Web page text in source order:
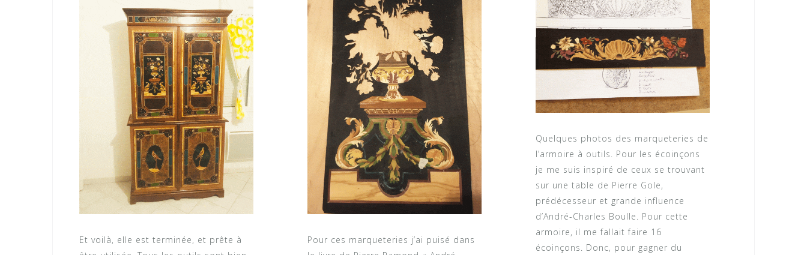
Et voilà, elle est terminée, et prête à
Pour ces marqueteries j’ai puisé dans
Quelques photos des marqueteries de
l’armoire à outils. Pour les écoinçons
je me suis inspiré de ceux se trouvant
sur une table de Pierre Gole,
prédécesseur et grande influence
d’André-Charles Boulle. Pour cette
armoire, il me fallait faire 16
écoinçons. Donc, pour gagner du